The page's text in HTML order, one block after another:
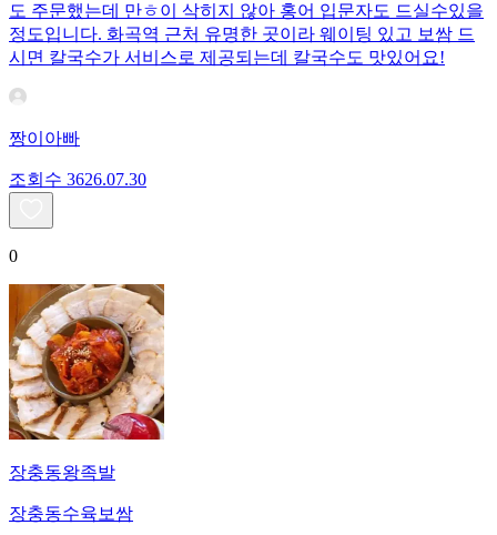
도 주문했는데 만ㅎ이 삭히지 않아 홍어 입문자도 드실수있을
정도입니다. 화곡역 근처 유명한 곳이라 웨이팅 있고 보쌈 드
시면 칼국수가 서비스로 제공되는데 칼국수도 맛있어요!
짱이아빠
조회수 3626.07.30
0
장충동왕족발
장충동수육보쌈